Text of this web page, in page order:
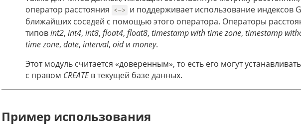
оператор расстояния <-> и поддерживает использование индексов
ближайших соседей с помощью этого оператора. Операторы
типовint2, int4, int8, float4, float8, timestamp with time zone, timestamp
time zone, date, interval, oidи money.
Этот модуль считается «доверенным», то есть его могут
с правом CREATEв текущей базе данных.
Пример использования